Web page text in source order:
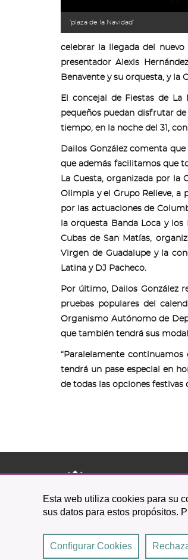
Esta web utiliza cookies para su
sus datos para estos propósitos.
Configurar Cookies
‘plaza de la Navidad’
celebrar la llegada del
presentador Alexis
Benavente y su orquesta, y la
El concejal de Fiestas de La
pequeños puedan disfrutar
tiempo, en la noche del 31,
Dailos González comenta
que además facilitamos que
La Cuesta, organizada por la
Olimpia y el Grupo Relieve, a
por las actuaciones de
la orquesta Banda Loca y
Cubas de San Matías,
Virgen de Guadalupe y la
Latina y DJ Pacheco.
Por último, Dailos González
pruebas populares del
Organismo Autónomo de
que también tendrá sus
“Paralelamente
tendrá un pase especial en
de todas las opciones festivas
2026 © Excmo. Ayuntamiento de